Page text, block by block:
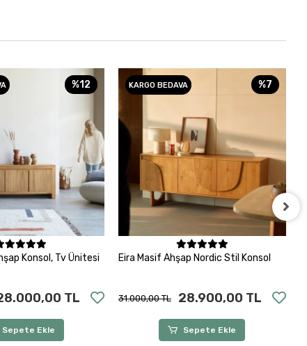
%12
Sepete Ekle
Konsol, Tv Ünitesi
TL
Sepete Ekle
KARGO BEDAVA %7
Sepete Ekle
Eira Masif Ahşap Nordic Stil Konsol
31.000,00 TL 28.900,00 TL
Sepete Ekle